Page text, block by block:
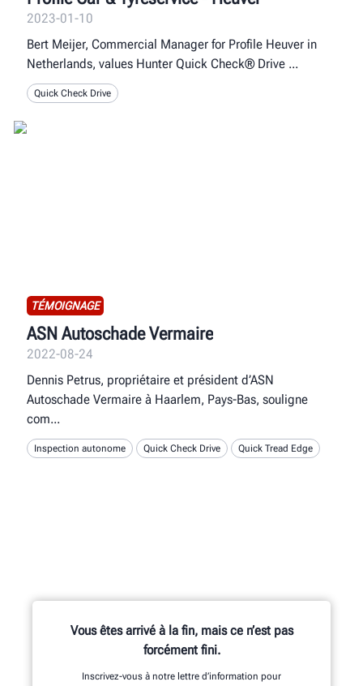
2023-01-10
Bert Meijer, Commercial Manager for Profile Heuver in
Netherlands, values Hunter Quick Check® Drive
Quick Check Drive
TÉMOIGNAGE
ASN Autoschade Vermaire
2022-08-24
Dennis Petrus, propriétaire et président d’ASN
Autoschade Vermaire à Haarlem, Pays-Bas, souligne
com
Inspection autonome Quick Check Drive Quick Tread Edge
Vous êtes arrivé à la fin, mais ce n’est pas
forcément fini.
Inscrivez-vous à notre lettre d’information pour